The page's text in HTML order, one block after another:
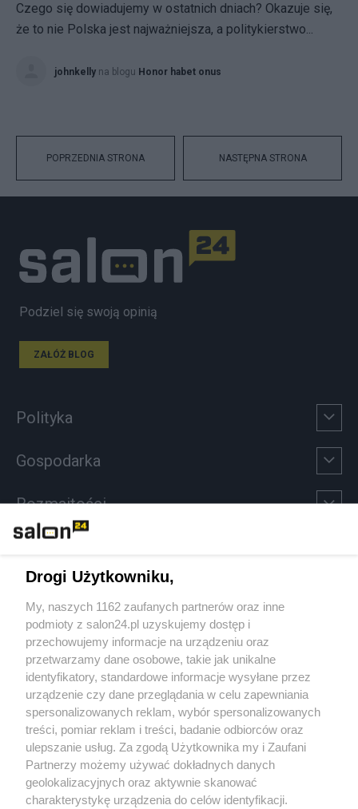
Czego się dowiadujemy w ostatnich dniach? Okazuje się,
że to nie Polska jest najważniejsza, a politykierstwo...
johnkelly na blogu Honor habet onus
POPRZEDNIA STRONA NASTĘPNA STRONA
Podziel się swoją opinią
ZAŁÓŻ BLOG
Polityka
Gospodarka
Rozmaitości
Sport
Społeczeństwo
Kultura
X Facebook Instagram Youtube
Drogi Użytkowniku,
My, naszych 1162 zaufanych partnerów oraz inne
podmioty z salon24.pl uzyskujemy dostęp i
przechowujemy informacje na urządzeniu oraz
przetwarzamy dane osobowe, takie jak unikalne
identyfikatory, standardowe informacje wysyłane przez
urządzenie czy dane przeglądania w celu zapewniania
spersonalizowanych reklam, wybór spersonalizowanych
treści, pomiar reklam i treści, badanie odbiorców oraz
ulepszanie usług. Za zgodą Użytkownika my i Zaufani
Partnerzy możemy używać dokładnych danych
geolokalizacyjnych oraz aktywnie skanować
charakterystykę urządzenia do celów identyfikacji.